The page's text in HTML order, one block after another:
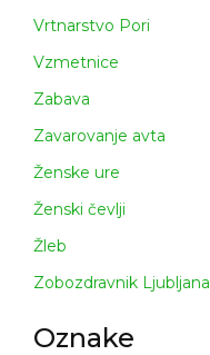
Vrtnarstvo Pori
Vzmetnice
Zabava
Zavarovanje avta
Ženske ure
Ženski čevlji
Žleb
Zobozdravnik Ljubljana
Oznake